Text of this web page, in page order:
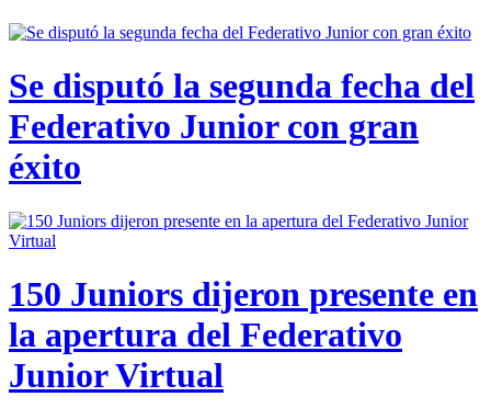
Se disputó la segunda fecha del
Federativo Junior con gran
éxito
150 Juniors dijeron presente en
la apertura del Federativo
Junior Virtual